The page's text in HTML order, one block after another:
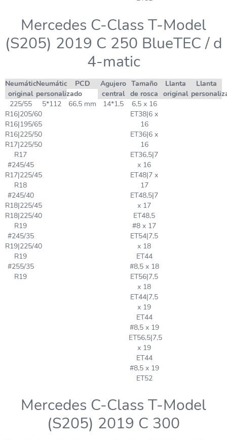
Mercedes C-Class T-Model
(S205) 2019 C 250 BlueTEC / d
4-matic
Neumático
original
Neumático
personalizado
PCD
Agujero
central
Tamaño
de rosca
Llanta
original
Llanta
225/55
R16|205/60
R16|195/65
R16|225/50
R17|225/50
R17
#245/45
R17|225/45
R18
#245/40
R18|225/45
R18|225/40
R19
#245/35
R19|225/40
R19
#255/35
R19
5*112 66,5 mm 14*1,5
6,5 x 16
ET38|6 x
16
ET36|6 x
16
ET36,5|7
x 16
ET48|7 x
17
ET48,5|7
x 17
ET48,5
#8 x 17
ET54|7,5
x 18
ET44
#8,5 x 18
ET56|7,5
x 18
ET44|7,5
x 19
ET44
#8,5 x 19
ET56,5|7,5
x 19
ET44
#8,5 x 19
ET52
Mercedes C-Class T-Model
(S205) 2019 C 300